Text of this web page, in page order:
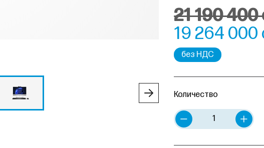
21 190
19 264 000
без НДС
Количество